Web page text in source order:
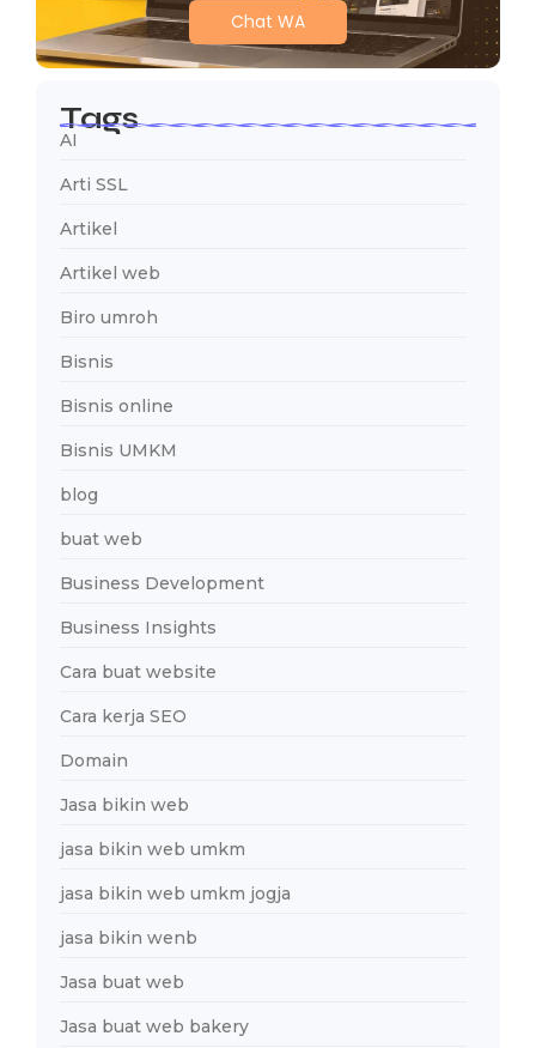
Chat WA
Tags
AI
Arti SSL
Artikel
Artikel web
Biro umroh
Bisnis
Bisnis online
Bisnis UMKM
blog
buat web
Business Development
Business Insights
Cara buat website
Cara kerja SEO
Domain
Jasa bikin web
jasa bikin web umkm
jasa bikin web umkm jogja
jasa bikin wenb
Jasa buat web
Jasa buat web bakery